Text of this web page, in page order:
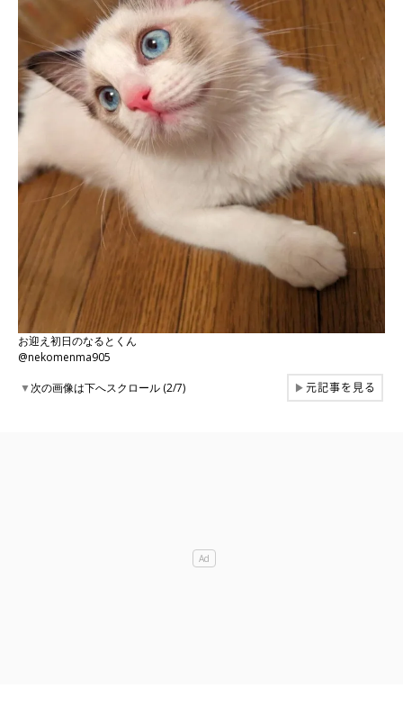
お迎え初日のなるとくん
@nekomenma905
▼次の画像は下へスクロール (2/7) ▶元記事を見る